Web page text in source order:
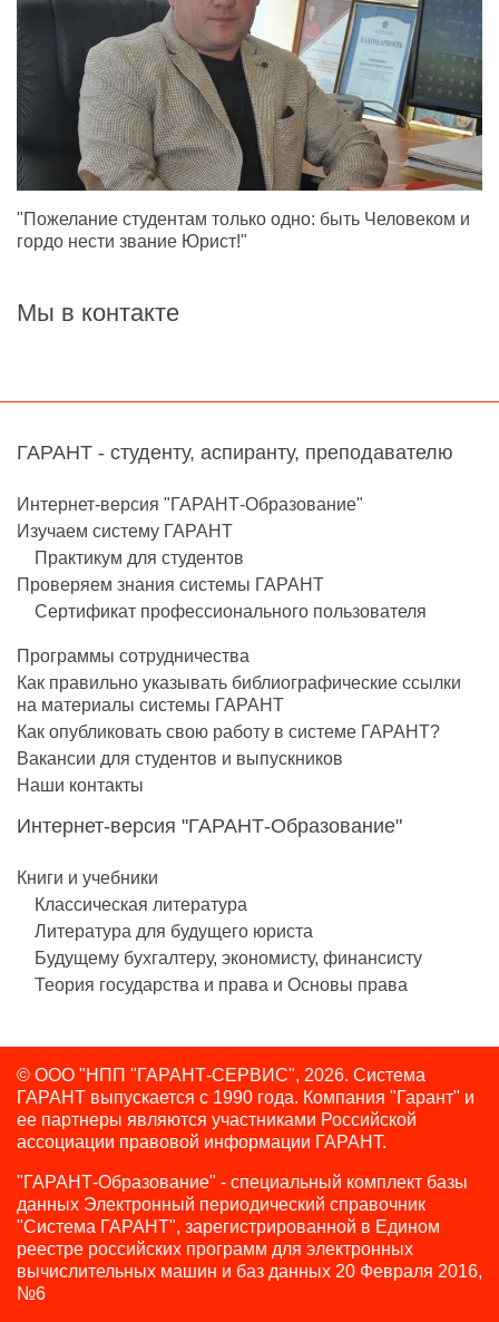
"Пожелание студентам только одно: быть Человеком и
гордо нести звание Юрист!"
Мы в контакте
ГАРАНТ - студенту, аспиранту, преподавателю
Интернет-версия "ГАРАНТ-Образование"
Изучаем систему ГАРАНТ
Практикум для студентов
Проверяем знания системы ГАРАНТ
Сертификат профессионального пользователя
Программы сотрудничества
Как правильно указывать библиографические ссылки
на материалы системы ГАРАНТ
Как опубликовать свою работу в системе ГАРАНТ?
Вакансии для студентов и выпускников
Наши контакты
Интернет-версия "ГАРАНТ-Образование"
Книги и учебники
Классическая литература
Литература для будущего юриста
Будущему бухгалтеру, экономисту, финансисту
Теория государства и права и Основы права
© ООО "НПП "ГАРАНТ-СЕРВИС", 2026. Система
ГАРАНТ выпускается с 1990 года. Компания "Гарант" и
ее партнеры являются участниками Российской
ассоциации правовой информации ГАРАНТ.
"ГАРАНТ-Образование" - специальный комплект базы
данных Электронный периодический справочник
"Система ГАРАНТ", зарегистрированной в Едином
реестре российских программ для электронных
вычислительных машин и баз данных 20 Февраля 2016,
№6